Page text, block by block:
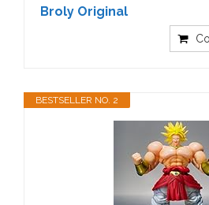
Broly Original
BESTSELLER NO. 2